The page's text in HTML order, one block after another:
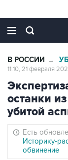
В РОССИИ →
11:10, 21 февраля
останки
убитой
Есть
Историку-
обвинение